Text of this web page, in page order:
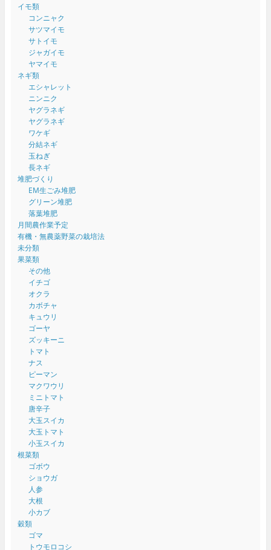
イモ類
コンニャク
サツマイモ
サトイモ
ジャガイモ
ヤマイモ
ネギ類
エシャレット
ニンニク
ヤグラネギ
ヤグラネギ
ワケギ
分結ネギ
玉ねぎ
長ネギ
堆肥づくり
EM生ごみ堆肥
グリーン堆肥
落葉堆肥
月間農作業予定
有機・無農薬野菜の栽培法
未分類
果菜類
その他
イチゴ
オクラ
カボチャ
キュウリ
ゴーヤ
ズッキーニ
トマト
ナス
ピーマン
マクワウリ
ミニトマト
唐辛子
大玉スイカ
大玉トマト
小玉スイカ
根菜類
ゴボウ
ショウガ
人参
大根
小カブ
穀類
ゴマ
トウモロコシ